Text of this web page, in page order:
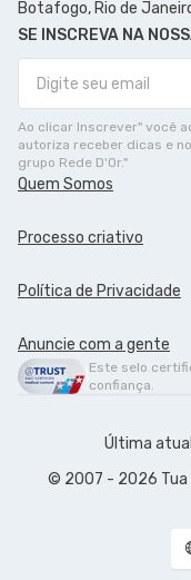
Botafogo, Rio de
SE INSCREVA NA
Ao clicar Inscrever" você
autoriza receber dicas e
grupo Rede D'Or."
Quem Somos
Processo criativo
Política de Privacidade
Anuncie com a gente
Este selo
confiança.
Última
© 2007 - 2026 Tua